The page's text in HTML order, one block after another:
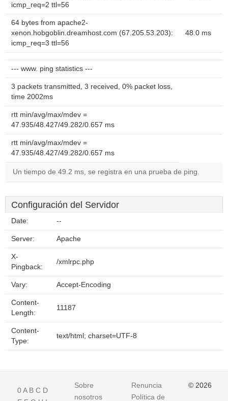
icmp_req=2 ttl=56
64 bytes from apache2-
xenon.hobgoblin.dreamhost.com (67.205.53.203):
icmp_req=3 ttl=56
48.0 ms
--- www. ping statistics ---
3 packets transmitted, 3 received, 0% packet loss,
time 2002ms
rtt min/avg/max/mdev =
47.935/48.427/49.282/0.657 ms
rtt min/avg/max/mdev =
47.935/48.427/49.282/0.657 ms
Un tiempo de 49.2 ms, se registra en una prueba de ping.
Configuración del Servidor
Date: --
Server: Apache
X-
Pingback:
/xmlrpc.php
Vary: Accept-Encoding
Content-
Length:
11187
Content-
Type:
text/html; charset=UTF-8
0A B C D
Sobre
nosotros
Renuncia
Política de
© 2026